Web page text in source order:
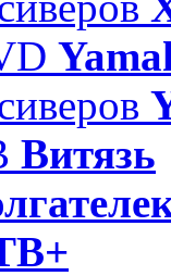
Витязь